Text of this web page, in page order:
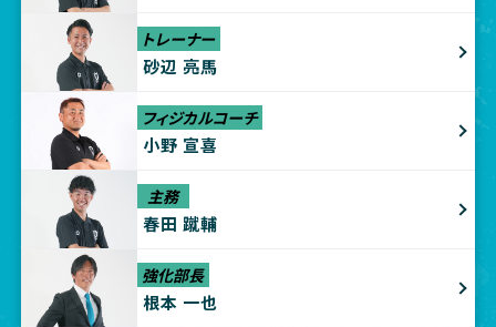
トレーナー
砂辺 亮馬
フィジカルコーチ
小野 宣喜
主務
春田 蹴輔
強化部長
根本 一也